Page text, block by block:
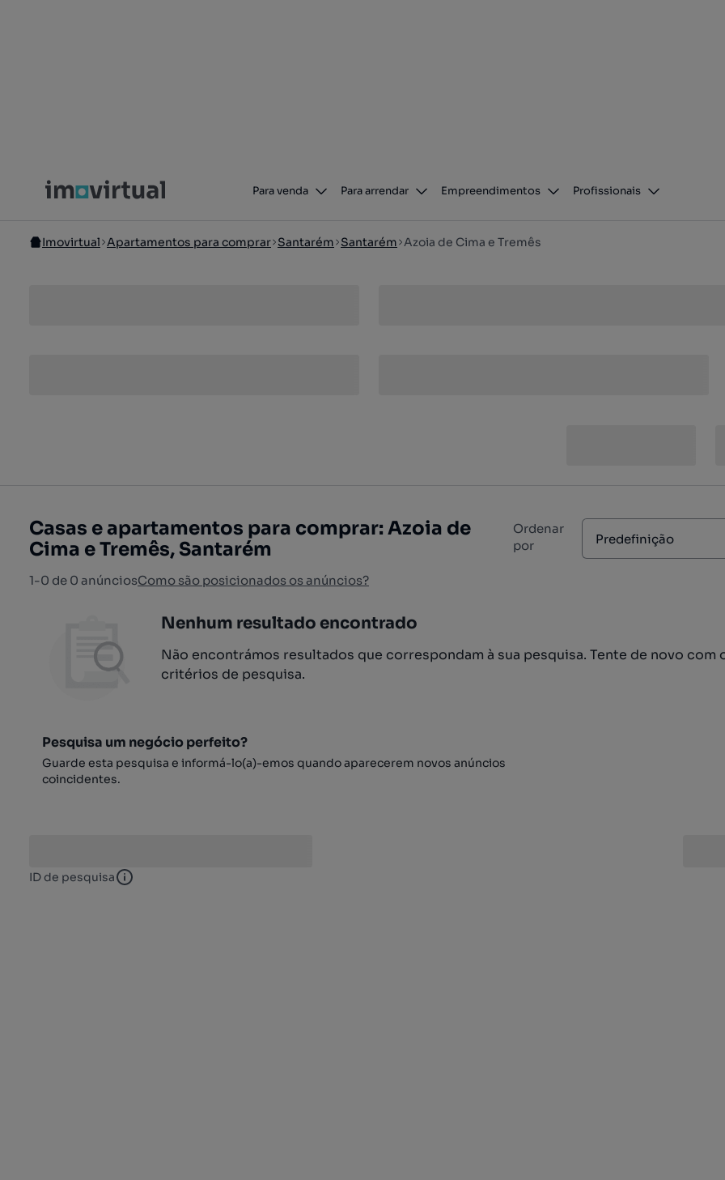
Para venda Para arrendar Empreendimentos Profissionais
Imovirtual Apartamentos para comprar Santarém Santarém Azoia de Cima e Tremês
Casas e apartamentos para comprar: Azoia de
Cima e Tremês, Santarém
1-0 de 0 anúnciosComo são posicionados os anúncios?
Ordenar
por
Predefinição
Nenhum resultado encontrado
Não encontrámos resultados que correspondam à sua pesquisa. Tente de novo com
critérios de pesquisa.
Pesquisa um negócio perfeito?
Guarde esta pesquisa e informá-lo(a)-emos quando aparecerem novos anúncios
coincidentes.
ID de pesquisa ID de pesquisa